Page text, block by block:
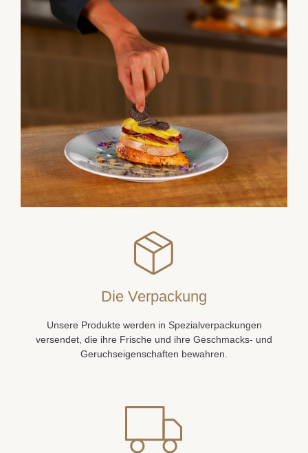
Die Verpackung
Unsere Produkte werden in Spezialverpackungen
versendet, die ihre Frische und ihre Geschmacks- und
Geruchseigenschaften bewahren.